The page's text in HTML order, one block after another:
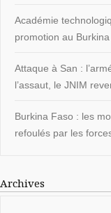
Académie
promotion au
Attaque à San :
l’assaut, le JNIM
Burkina Faso : les
refoulés par les
Archives